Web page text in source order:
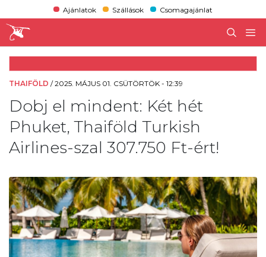
Ajánlatok Szállások Csomagajánlat
THAIFÖLD /2025. MÁJUS 01. CSÜTÖRTÖK - 12:39
Dobj el mindent: Két hét
Phuket, Thaiföld Turkish
Airlines-szal 307.750 Ft-ért!